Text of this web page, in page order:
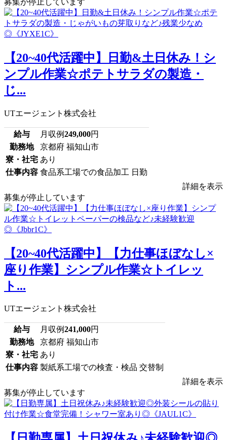
【20~40代活躍中】日勤&土日休み！シ
ンプル作業☆ポテトサラダの製造・
じ...
UTエージェント株式会社
給与 月収例249,000円
勤務地
京都府 福知山市
寮・社宅 あり
仕事内容 食品系工場での食品加工 日勤
詳細を表示
募集が停止しています
【20~40代活躍中】【力仕事ほぼなし×
座り作業】シンプル作業☆トイレッ
ト...
UTエージェント株式会社
給与 月収例241,000円
勤務地
京都府 福知山市
寮・社宅 あり
仕事内容 製紙系工場での検査・検品 交替制
詳細を表示
募集が停止しています